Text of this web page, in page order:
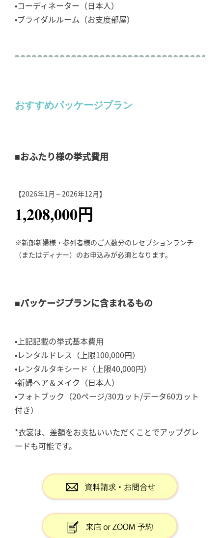
•コーディネーター（日本人）
•ブライダルルーム（お支度部屋）
おすすめパッケージプラン
■おふたり様の挙式費用
【2026年1月～2026年12月】
1,208,000円
※新郎新婦様・参列者様のご人数分のレセプションランチ
（またはディナー）のお申込みが必須となります。
■パッケージプランに含まれるもの
•上記記載の挙式基本費用
•レンタルドレス（上限100,000円）
•レンタルタキシード（上限40,000円）
•新婦ヘア＆メイク（日本人）
•フォトブック（20ページ/30カット/データ60カット
付き）
*衣裳は、差額をお支払いいただくことでアップグレ
ードも可能です。